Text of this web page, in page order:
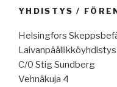
ja
huomiota,
YHDISTYS /
Helsingfors
C/0 Stig Sundberg
Vehnäkuja 4